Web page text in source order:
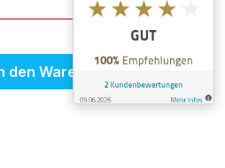
Wert
den Warenkorb